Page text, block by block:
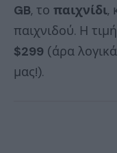
GB, το παιχνίδι,
παιχνιδού. Η
$299 (άρα
μας!).